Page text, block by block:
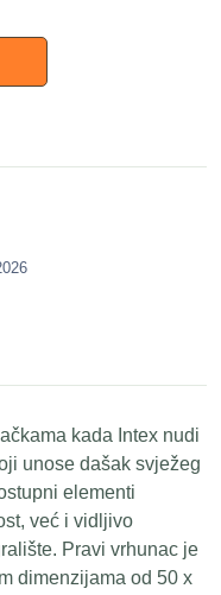
kada Intex nudi
unose dašak svježeg
elementi
već i vidljivo
Pravi vrhunac je
dimenzijama od 50 x